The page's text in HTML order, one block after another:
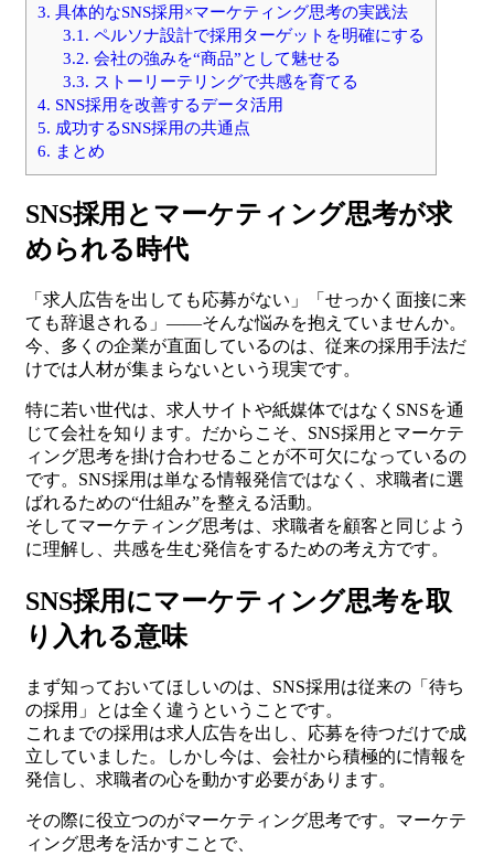
3. 具体的なSNS採用×マーケティング思考の実践法
3.1. ペルソナ設計で採用ターゲットを明確にする
3.2. 会社の強みを“商品”として魅せる
3.3. ストーリーテリングで共感を育てる
4. SNS採用を改善するデータ活用
5. 成功するSNS採用の共通点
6. まとめ
SNS採用とマーケティング思考が求
められる時代
「求人広告を出しても応募がない」「せっかく面接に来
ても辞退される」――そんな悩みを抱えていませんか。
今、多くの企業が直面しているのは、従来の採用手法だ
けでは人材が集まらないという現実です。
特に若い世代は、求人サイトや紙媒体ではなくSNSを通
じて会社を知ります。だからこそ、SNS採用とマーケテ
ィング思考を掛け合わせることが不可欠になっているの
です。SNS採用は単なる情報発信ではなく、求職者に選
ばれるための“仕組み”を整える活動。
そしてマーケティング思考は、求職者を顧客と同じよう
に理解し、共感を生む発信をするための考え方です。
SNS採用にマーケティング思考を取
り入れる意味
まず知っておいてほしいのは、SNS採用は従来の「待ち
の採用」とは全く違うということです。
これまでの採用は求人広告を出し、応募を待つだけで成
立していました。しかし今は、会社から積極的に情報を
発信し、求職者の心を動かす必要があります。
その際に役立つのがマーケティング思考です。マーケテ
ィング思考を活かすことで、